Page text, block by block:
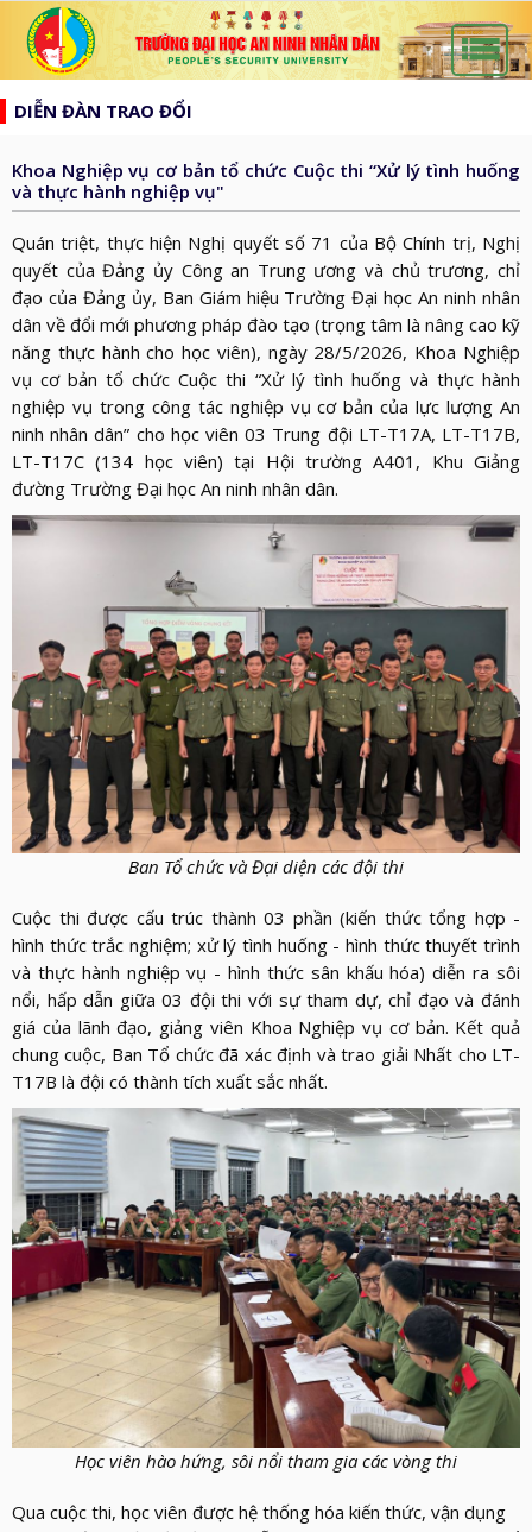
list
search
CHỦ
GIỚI
THIỆU
TỚI
BẦU
CỬ
QH
VÀ
HĐND
TẠP
CHÍ
AN
NINH
NHÂN
DÂN
TIN
TỨC
ĐÀO
TẠO
NGHIÊN
CỨU
KHOA
HỌC
XÂY
DỰNG
LỰC
THƯ
DIỄN ĐÀN TRAO ĐỔI
Khoa Nghiệp vụ cơ bản tổ chức Cuộc thi “Xử lý tình huống
và thực hành nghiệp vụ"
Quán triệt, thực hiện Nghị quyết số 71 của Bộ Chính trị, Nghị
quyết của Đảng ủy Công an Trung ương và chủ trương, chỉ
đạo của Đảng ủy, Ban Giám hiệu Trường Đại học An ninh nhân
dân về đổi mới phương pháp đào tạo (trọng tâm là nâng cao kỹ
năng thực hành cho học viên), ngày 28/5/2026, Khoa Nghiệp
vụ cơ bản tổ chức Cuộc thi “Xử lý tình huống và thực hành
nghiệp vụ trong công tác nghiệp vụ cơ bản của lực lượng An
ninh nhân dân” cho học viên 03 Trung đội LT-T17A, LT-T17B,
LT-T17C (134 học viên) tại Hội trường A401, Khu Giảng
đường Trường Đại học An ninh nhân dân.
Ban Tổ chức và Đại diện các đội thi
Cuộc thi được cấu trúc thành 03 phần (kiến thức tổng hợp -
hình thức trắc nghiệm; xử lý tình huống - hình thức thuyết trình
và thực hành nghiệp vụ - hình thức sân khấu hóa) diễn ra sôi
nổi, hấp dẫn giữa 03 đội thi với sự tham dự, chỉ đạo và đánh
giá của lãnh đạo, giảng viên Khoa Nghiệp vụ cơ bản. Kết quả
chung cuộc, Ban Tổ chức đã xác định và trao giải Nhất cho LT-
T17B là đội có thành tích xuất sắc nhất.
Học viên hào hứng, sôi nổi tham gia các vòng thi
Qua cuộc thi, học viên được hệ thống hóa kiến thức, vận dụng